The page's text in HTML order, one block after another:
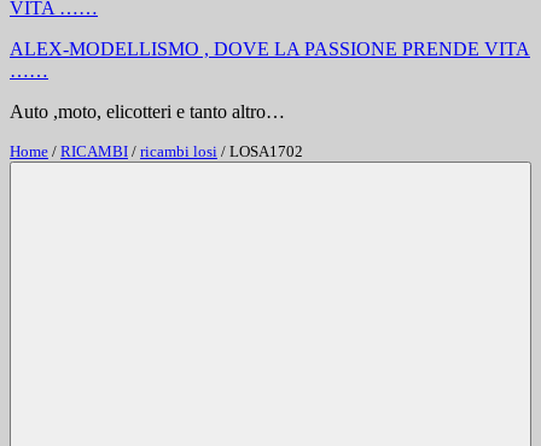
ALEX-MODELLISMO , DOVE LA PASSIONE PRENDE VITA
……
Auto ,moto, elicotteri e tanto altro…
Home / RICAMBI / ricambi losi / LOSA1702